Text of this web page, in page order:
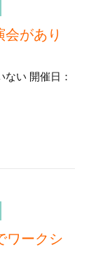
があり
い 開催日：
ワークシ